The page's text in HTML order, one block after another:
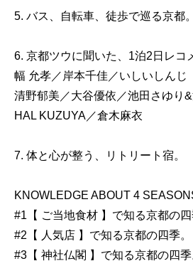
5. バス、自転車、徒歩で巡る京都。
6. 京都ツウに聞いた、1泊2日レコ
幅 允孝／岸本千佳／いしいしんじ
清野郁美／大谷優依／池田さゆり
HAL KUZUYA／倉木麻衣
7. 体と心が整う、リトリート宿。
KNOWLEDGE ABOUT 4
#1【 ご当地食材 】で知る京都の四
#2【 人気店 】で知る京都の四季。
#3【 神社仏閣 】で知る京都の四季